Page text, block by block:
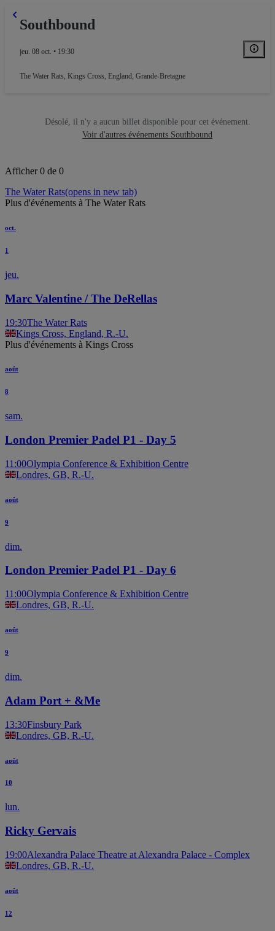
Southbound
jeu. 08 oct. • 19:30
The Water Rats, Kings Cross, England, Grande-Bretagne
Désolé, il n'y a aucun billet disponible pour cet événement.
Voir d'autres événements Southbound
Afficher 0 de 0
The Water Rats(opens in new tab)
Plus d'événements à The Water Rats
oct.
1
jeu.
Marc Valentine / The DeRellas
19:30The Water Rats
Kings Cross, England, R.-U.
Plus d'événements à Kings Cross
août
8
sam.
London Premier Padel P1 - Day 5
11:00Olympia Conference & Exhibition Centre
Londres, GB, R.-U.
août
9
dim.
London Premier Padel P1 - Day 6
11:00Olympia Conference & Exhibition Centre
Londres, GB, R.-U.
août
9
dim.
Adam Port + &Me
13:30Finsbury Park
Londres, GB, R.-U.
août
10
lun.
Ricky Gervais
19:00Alexandra Palace Theatre at Alexandra Palace - Complex
Londres, GB, R.-U.
août
12